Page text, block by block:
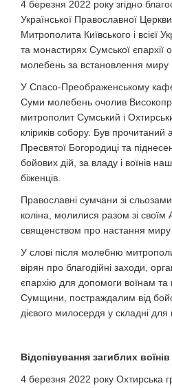
4 березня 2022 року згідно
Української Православної
Митрополита Київського і всієї
та монастирях Сумської
молебень за встановлення миру
У Спасо-Преображенському
Суми молебень очолив
митрополит Сумський і
кліриків собору. Був прочитаний
Пресвятої Богородиці та
бойових дій, за владу і воїнів
біженців.
Православні сумчани зі
коліна, молилися разом зі своїм
священством про настання миру
У слові після молебню
вірян про благодійні заходи,
єпархію для допомоги воїнам
Сумщини, постраждалим від
дієвого милосердя у складні для
Відспівування загиблих
4 березня 2022 року Охтирська